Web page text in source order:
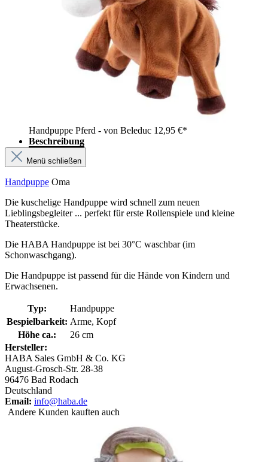
Handpuppe Pferd - von Beleduc 12,95 €*
Beschreibung
Menü schließen
Handpuppe Oma
Die kuschelige Handpuppe wird schnell zum neuen
Lieblingsbegleiter ... perfekt für erste Rollenspiele und kleine
Theaterstücke.
Die HABA Handpuppe ist bei 30°C waschbar (im
Schonwaschgang).
Die Handpuppe ist passend für die Hände von Kindern und
Erwachsenen.
Typ:
Handpuppe
Bespielbarkeit: Arme, Kopf
Höhe ca.:
26 cm
Hersteller:
HABA Sales GmbH & Co. KG
August-Grosch-Str. 28-38
96476 Bad Rodach
Deutschland
Email: info@haba.de
Andere Kunden kauften auch